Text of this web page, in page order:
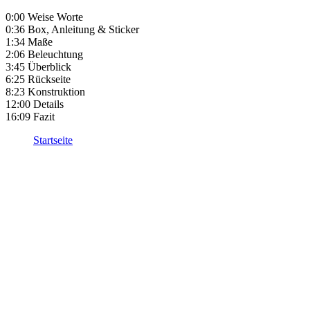
0:00 Weise Worte
0:36 Box, Anleitung & Sticker
1:34 Maße
2:06 Beleuchtung
3:45 Überblick
6:25 Rückseite
8:23 Konstruktion
12:00 Details
16:09 Fazit
Startseite